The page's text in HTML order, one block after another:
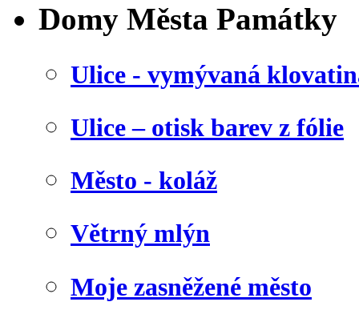
Domy Města Památky
Ulice - vymývaná
Ulice – otisk barev z fólie
Město - koláž
Větrný mlýn
Moje zasněžené město